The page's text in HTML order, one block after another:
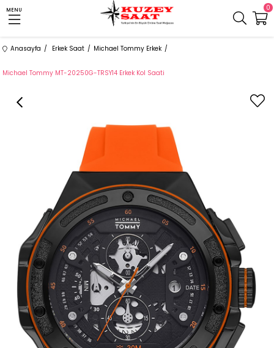
MENU 0
Anasayfa Erkek Saat Michael Tommy Erkek
Michael Tommy MT-20250G-TRSY14 Erkek Kol Saati